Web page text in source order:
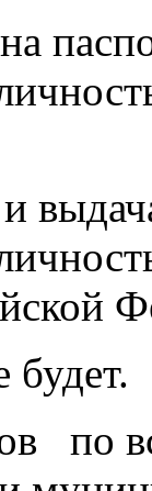
будет.
по